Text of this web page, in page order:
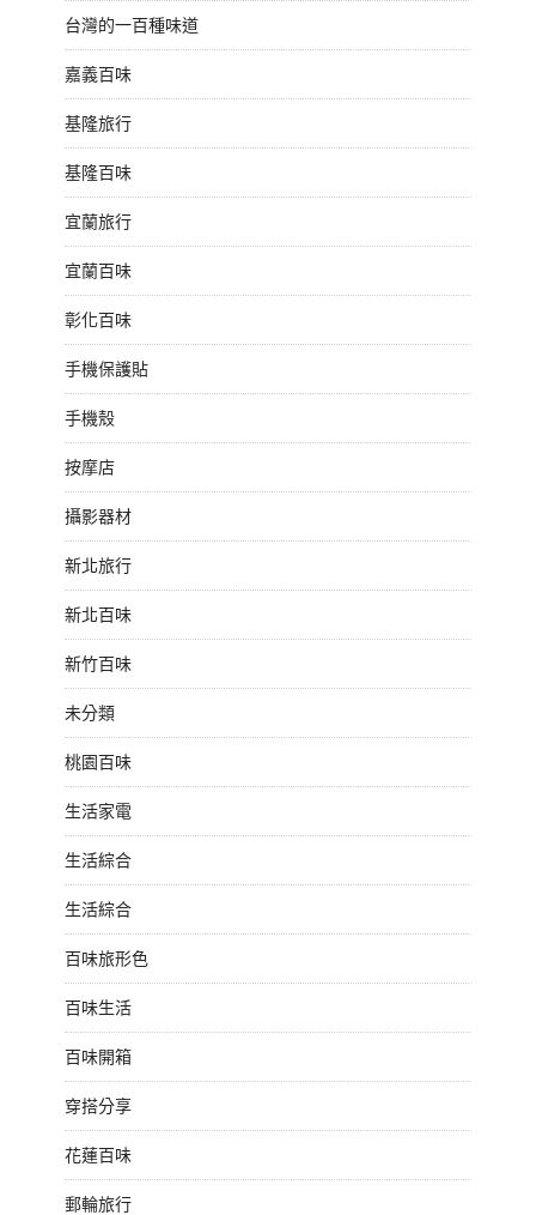
台灣的一百種味道
嘉義百味
基隆旅行
基隆百味
宜蘭旅行
宜蘭百味
彰化百味
手機保護貼
手機殼
按摩店
攝影器材
新北旅行
新北百味
新竹百味
未分類
桃園百味
生活家電
生活綜合
生活綜合
百味旅形色
百味生活
百味開箱
穿搭分享
花蓮百味
郵輪旅行